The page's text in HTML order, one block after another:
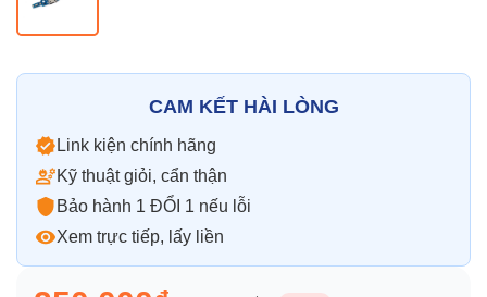
CAM KẾT HÀI LÒNG
Link kiện chính hãng
Kỹ thuật giỏi, cẩn thận
Bảo hành 1 ĐỔI 1 nếu lỗi
Xem trực tiếp, lấy liền